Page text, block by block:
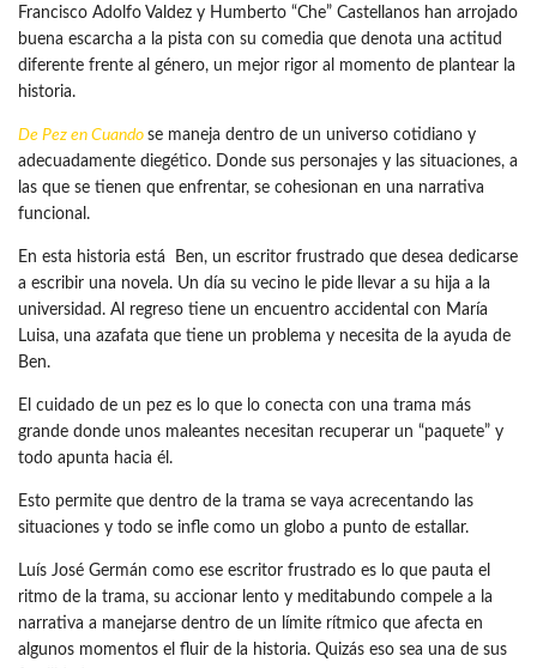
Francisco Adolfo Valdez y Humberto “Che” Castellanos han arrojado
buena escarcha a la pista con su comedia que denota una actitud
diferente frente al género, un mejor rigor al momento de plantear la
historia.
De Pez en Cuando se maneja dentro de un universo cotidiano y
adecuadamente diegético. Donde sus personajes y las situaciones, a
las que se tienen que enfrentar, se cohesionan en una narrativa
funcional.
En esta historia está Ben, un escritor frustrado que desea dedicarse
a escribir una novela. Un día su vecino le pide llevar a su hija a la
universidad. Al regreso tiene un encuentro accidental con María
Luisa, una azafata que tiene un problema y necesita de la ayuda de
Ben.
El cuidado de un pez es lo que lo conecta con una trama más
grande donde unos maleantes necesitan recuperar un “paquete” y
todo apunta hacia él.
Esto permite que dentro de la trama se vaya acrecentando las
situaciones y todo se infle como un globo a punto de estallar.
Luís José Germán como ese escritor frustrado es lo que pauta el
ritmo de la trama, su accionar lento y meditabundo compele a la
narrativa a manejarse dentro de un límite rítmico que afecta en
algunos momentos el fluir de la historia. Quizás eso sea una de sus